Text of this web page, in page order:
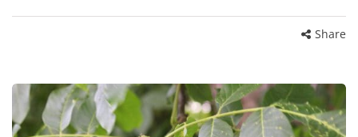
Share